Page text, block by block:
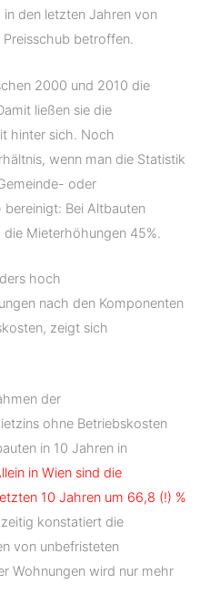
den letzten Jahren von
betroffen.
2000 und 2010 die
ließen sie die
hinter sich. Noch
wenn man die Statistik
oder
Bei Altbauten
Mieterhöhungen 45%.
hoch
nach den Komponenten
zeigt sich
der
ohne Betriebskosten
in 10 Jahren in
in Wien sind die
10 Jahren um 66,8 (!) %
konstatiert die
von unbefristeten
Wohnungen wird nur mehr